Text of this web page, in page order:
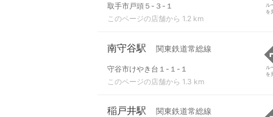
取手市戸頭５-３-１
このページの店舗から 1.2 km
ル
を
南守谷駅 関東鉄道常総線
守谷市けやき台１-１-１
このページの店舗から 1.3 km
ル
を
稲戸井駅 関東鉄道常総線